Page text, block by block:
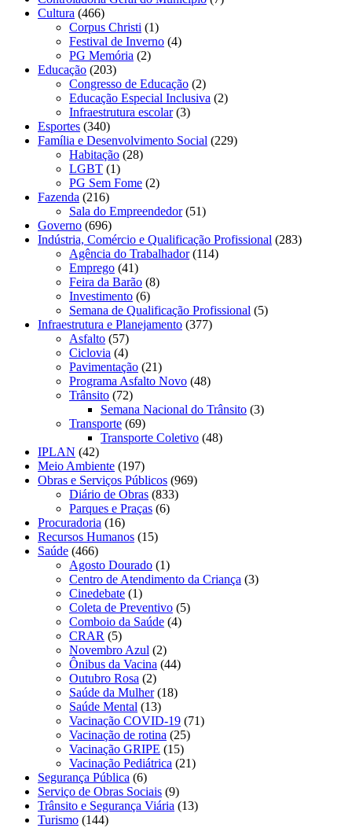
Cultura (466)
Corpus Christi (1)
Festival de Inverno (4)
PG Memória (2)
Educação (203)
Congresso de Educação (2)
Educação Especial Inclusiva (2)
Infraestrutura escolar(3)
Esportes (340)
Família e Desenvolvimento Social (229)
Habitação (28)
LGBT (1)
PG Sem Fome (2)
Fazenda (216)
Sala do Empreendedor(51)
Governo (696)
Indústria, Comércio e Qualificação Profissional (283)
Agência do Trabalhador(114)
Emprego (41)
Feira da Barão (8)
Investimento (6)
Semana de Qualificação Profissional (5)
Infraestrutura e Planejamento (377)
Asfalto (57)
Ciclovia (4)
Pavimentação (21)
Programa Asfalto Novo (48)
Trânsito (72)
Semana Nacional do Trânsito (3)
Transporte (69)
Transporte Coletivo (48)
IPLAN (42)
Meio Ambiente (197)
Obras e Serviços Públicos (969)
Diário de Obras (833)
Parques e Praças (6)
Procuradoria (16)
Recursos Humanos (15)
Saúde (466)
Agosto Dourado (1)
Centro de Atendimento da Criança (3)
Cinedebate (1)
Coleta de Preventivo (5)
Comboio da Saúde (4)
CRAR (5)
Novembro Azul (2)
Ônibus da Vacina (44)
Outubro Rosa (2)
Saúde da Mulher(18)
Saúde Mental (13)
Vacinação COVID-19 (71)
Vacinação de rotina (25)
Vacinação GRIPE (15)
Vacinação Pediátrica (21)
Segurança Pública (6)
Serviço de Obras Sociais (9)
Trânsito e Segurança Viária (13)
Turismo (144)